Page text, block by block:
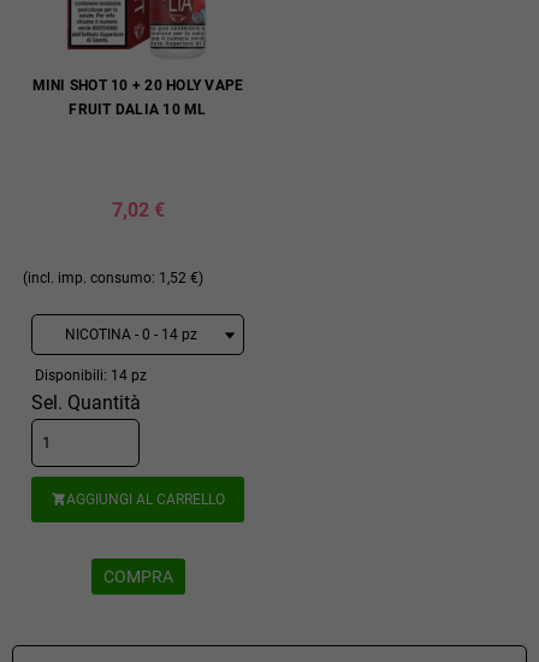
MINI SHOT 10 + 20 HOLY VAPE
FRUIT DALIA 10 ML
7,02 €
(incl. imp. consumo: 1,52 €)
Disponibili: 14 pz
Sel. Quantità
AGGIUNGI AL CARRELLO
COMPRA